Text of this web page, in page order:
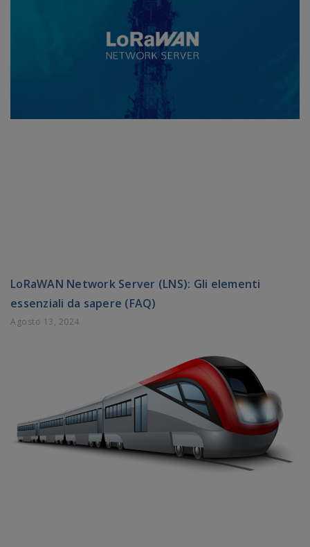
LoRaWAN Network Server (LNS): Gli elementi
essenziali da sapere (FAQ)
Agosto 13, 2024